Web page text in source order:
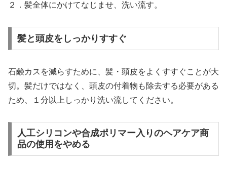
２．髪全体にかけてなじませ、洗い流す。
髪と頭皮をしっかりすすぐ
石鹸カスを減らすために、髪・頭皮をよくすすぐことが大
切。髪だけではなく、頭皮の付着物も除去する必要がある
ため、１分以上しっかり洗い流してください。
人工シリコンや合成ポリマー入りのヘアケア商
品の使用をやめる